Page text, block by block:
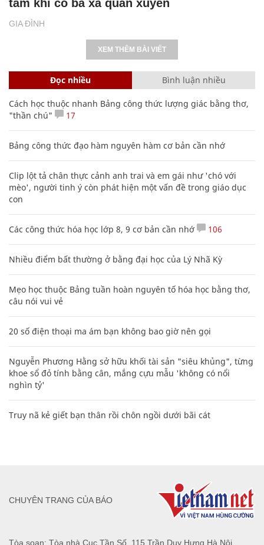
GIA ĐÌNH
tâm khi có bà xã quán xuyến
XEM THÊM BÀI VIẾT
Đọc nhiều Bình luận nhiều
Cách học thuộc nhanh Bảng công thức lượng giác bằng thơ,
"thần chú"
17
Bảng công thức đạo hàm nguyên hàm cơ bản cần nhớ
Clip lột tả chân thực cảnh anh trai và em gái như 'chó với
mèo', người tinh ý còn phát hiện một vấn đề trong giáo dục
con
Các công thức hóa học lớp 8, 9 cơ bản cần nhớ 106
Nhiều điểm bất thường ở bằng đại học của Lý Nhã Kỳ
Mẹo học thuộc Bảng tuần hoàn nguyên tố hóa học bằng thơ,
câu nói vui vẻ
20 số điện thoại ma ám bạn không bao giờ nên gọi
Nguyễn Phương Hằng sở hữu khối tài sản "siêu khủng", từng
khoe sổ đỏ tính bằng cân, mắng cựu mẫu 'không có nổi
nghìn tỷ'
Truy nã kẻ giết bạn thân rồi chôn ngồi dưới bãi cát
Tòa soạn: Tòa nhà Cục Tần Số, 115 Trần Duy Hưng Hà Nội
CHUYÊN TRANG CỦA BÁO